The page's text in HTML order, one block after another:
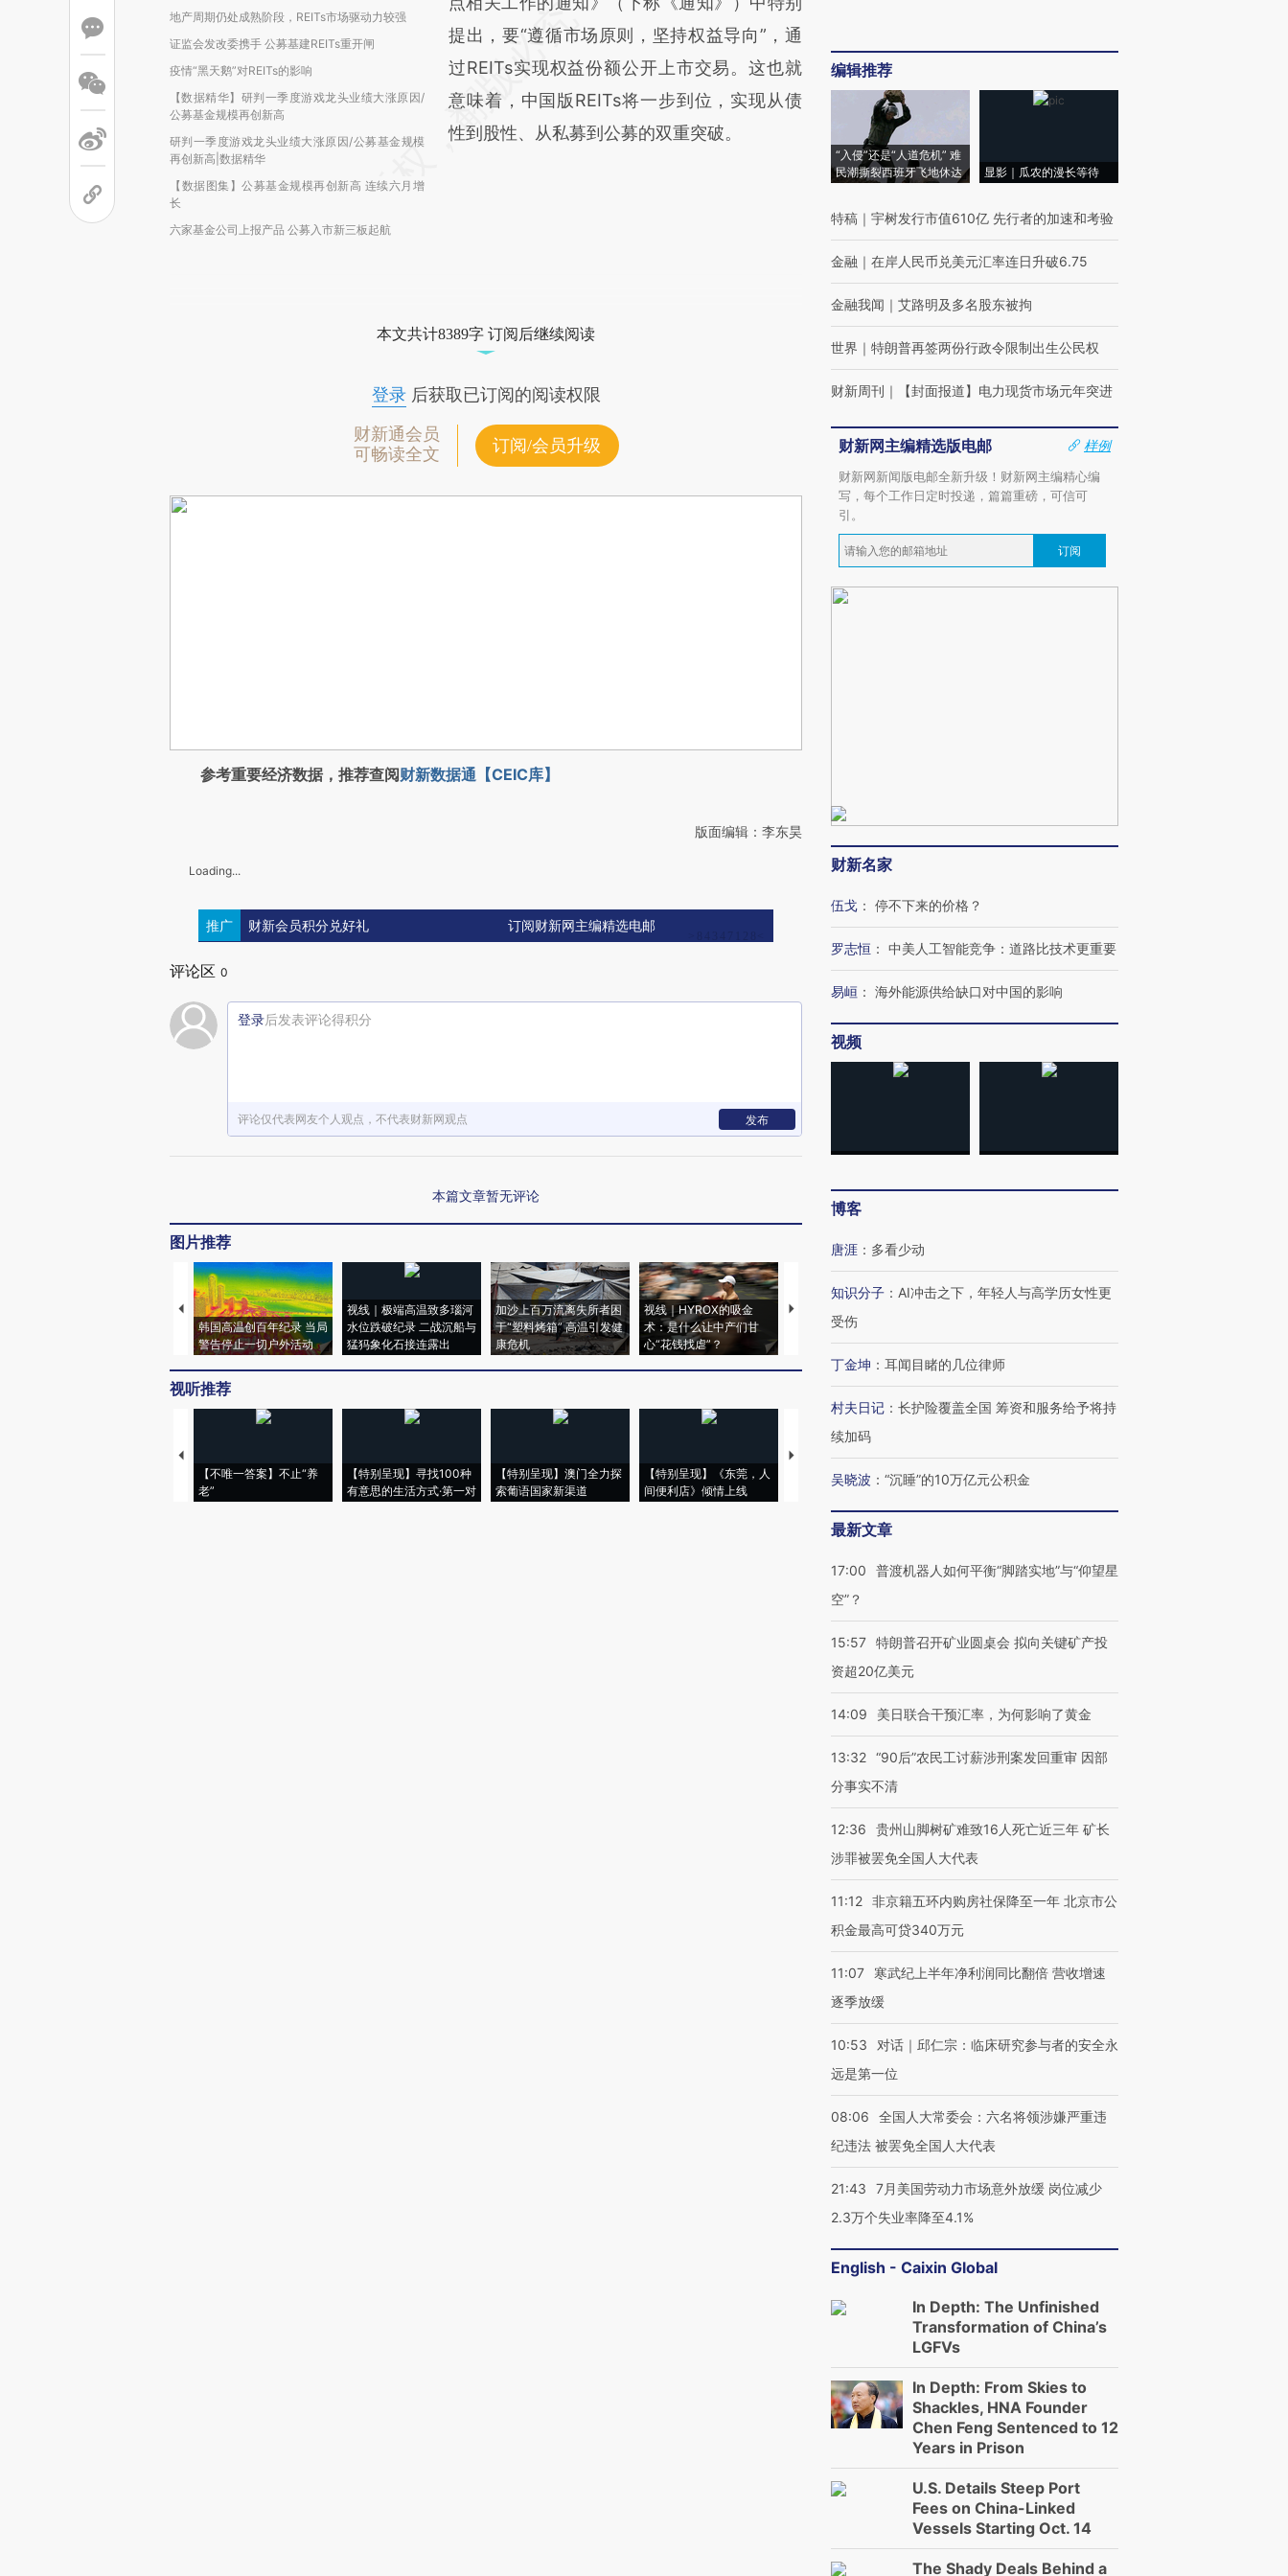
地产周期仍处成熟阶段，REITs市场驱动力较强
证监会发改委携手 公募基建REITs重开闸
疫情“黑天鹅”对REITs的影响
【数据精华】研判一季度游戏龙头业绩大涨原因/
公募基金规模再创新高
研判一季度游戏龙头业绩大涨原因/公募基金规模
再创新高|数据精华
【数据图集】公募基金规模再创新高 连续六月增
长
六家基金公司上报产品 公募入市新三板起航
提出，要“遵循市场原则，坚持权益导向”，通
过REITs实现权益份额公开上市交易。这也就
意味着，中国版REITs将一步到位，实现从债
性到股性、从私募到公募的双重突破。
本文共计8389字 订阅后继续阅读
登录后获取已订阅的阅读权限
财新通会员
可畅读全文
订阅/会员升级
参考重要经济数据，推荐查阅财新数据通【CEIC库】
版面编辑：李东昊
Loading...
推广 财新会员积分兑好礼 订阅财新网主编精选电邮
评论区 0
登录后发表评论得积分
评论仅代表网友个人观点，不代表财新网观点 发布
本篇文章暂无评论
图片推荐
韩国高温创百年纪录 当局
警告停止一切户外活动
视线｜极端高温致多瑙河
水位跌破纪录 二战沉船与
猛犸象化石接连露出
加沙上百万流离失所者困
于“塑料烤箱” 高温引发健
康危机
视线｜HYROX的吸金
术：是什么让中产们甘
心“花钱找虐”？
马航飞行员跨国走私7万
粒摇头丸 尿检体内含3种
育部长拱下台
飞地休达
视听推荐
【不唯一答案】不止“养
老”
【特别呈现】寻找100种
有意思的生活方式·第一对
【特别呈现】澳门全力探
索葡语国家新渠道
【特别呈现】《东莞，人
间便利店》倾情上线
【推广】走进第四届链博
会，让数智科技“链”接产
【特别呈现】寻找100种
有意思的生活方式·第三对
【商旅对话】华住集团
编辑推荐
“入侵”还是“人道危机” 难
民潮撕裂西班牙飞地休达
显影｜瓜农的漫长等待
特稿 ｜ 宇树发行市值610亿 先行者的加速和考验
金融 ｜ 在岸人民币兑美元汇率连日升破6.75
金融我闻 ｜ 艾路明及多名股东被拘
世界 ｜ 特朗普再签两份行政令限制出生公民权
财新周刊 ｜ 【封面报道】电力现货市场元年突进
财新网主编精选版电邮
样例
财新网新闻版电邮全新升级！财新网主编精心编
写，每个工作日定时投递，篇篇重磅，可信可
引。
订阅
财新名家
伍戈 ： 停不下来的价格？
罗志恒 ： 中美人工智能竞争：道路比技术更重要
易峘 ： 海外能源供给缺口对中国的影响
视频
博客
唐涯 ： 多看少动
知识分子 ： AI冲击之下，年轻人与高学历女性更
受伤
丁金坤 ： 耳闻目睹的几位律师
村夫日记 ： 长护险覆盖全国 筹资和服务给予将持
续加码
吴晓波 ： “沉睡”的10万亿元公积金
最新文章
17:00
普渡机器人如何平衡“脚踏实地”与“仰望星
空”？
15:57 特朗普召开矿业圆桌会 拟向关键矿产投
资超20亿美元
14:09 美日联合干预汇率，为何影响了黄金
13:32 “90后”农民工讨薪涉刑案发回重审 因部
分事实不清
12:36
贵州山脚树矿难致16人死亡近三年 矿长
涉罪被罢免全国人大代表
11:12 非京籍五环内购房社保降至一年 北京市公
积金最高可贷340万元
11:07
寒武纪上半年净利润同比翻倍 营收增速
逐季放缓
10:53
对话｜邱仁宗：临床研究参与者的安全永
远是第一位
08:06
全国人大常委会：六名将领涉嫌严重违
纪违法 被罢免全国人大代表
21:43
7月美国劳动力市场意外放缓 岗位减少
2.3万个失业率降至4.1%
English - Caixin Global
In Depth: The Unfinished
Transformation of China’s
LGFVs
In Depth: From Skies to
Shackles, HNA Founder
Chen Feng Sentenced to 12
Years in Prison
U.S. Details Steep Port
Fees on China-Linked
Vessels Starting Oct. 14
The Shady Deals Behind a